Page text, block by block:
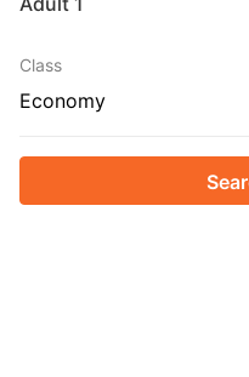
Class
Economy